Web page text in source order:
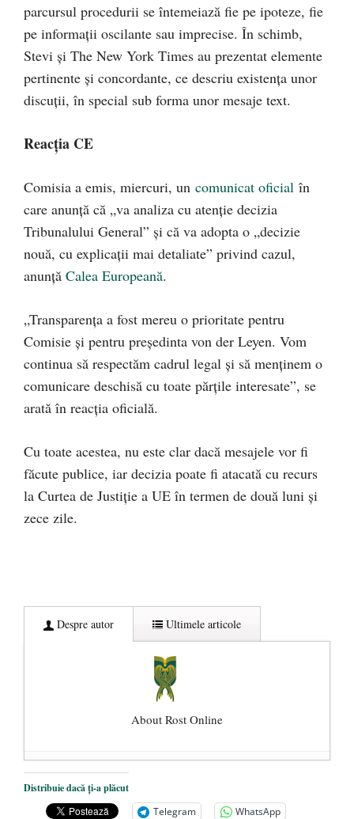
parcursul procedurii se întemeiază fie pe ipoteze, fie
pe informații oscilante sau imprecise. În schimb,
Stevi și The New York Times au prezentat elemente
pertinente și concordante, ce descriu existența unor
discuții, în special sub forma unor mesaje text.
Reacția CE
Comisia a emis, miercuri, un comunicat oficial în
care anunță că „va analiza cu atenție decizia
Tribunalului General” și că va adopta o „decizie
nouă, cu explicații mai detaliate” privind cazul,
anunță Calea Europeană.
„Transparența a fost mereu o prioritate pentru
Comisie și pentru președinta von der Leyen. Vom
continua să respectăm cadrul legal și să menținem o
comunicare deschisă cu toate părțile interesate”, se
arată în reacția oficială.
Cu toate acestea, nu este clar dacă mesajele vor fi
făcute publice, iar decizia poate fi atacată cu recurs
la Curtea de Justiție a UE în termen de două luni și
zece zile.
Despre autor Ultimele articole
About Rost Online
Dezvăluiri cutremurătoare despre
președintele Ucrainei, Volodymyr
Distribuie dacă ți-a plăcut
Telegram
WhatsApp